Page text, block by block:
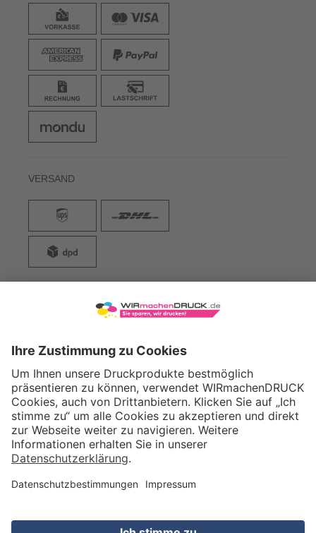
VERSAND
WIRmachenDRUCK GmbH
71522 Backnang
Tel.: +49 (0) 711 995 982 - 20
Fax: +49 (0) 711 995 982 - 21
SOCIAL MEDIA